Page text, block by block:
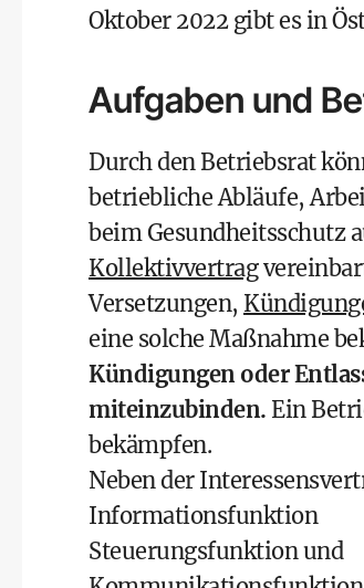
Oktober 2022 gibt es in
Aufgaben und
Durch den Betriebsrat
betriebliche Abläufe,
beim Gesundheitsschutz
Kollektivvertrag
Versetzungen,
eine solche Maßnahme
Kündigungen oder
miteinzubinden. Ein
bekämpfen.
Neben der
Informationsfunktion
Steuerungsfunktion und